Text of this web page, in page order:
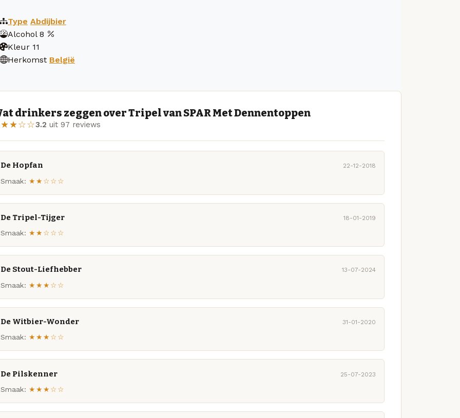
Type Abdijbier
Alcohol 8
Kleur 11
Herkomst België
drinkers zeggen over Tripel van SPAR Met Dennentoppen
3.2 uit 97 reviews
De Hopfan 22-12-2018
Smaak: ★★☆☆☆
De Tripel-Tijger 18-01-2019
Smaak: ★★☆☆☆
De Stout-Liefhebber 13-07-2024
Smaak: ★★★☆☆
De Witbier-Wonder 31-01-2020
Smaak: ★★★☆☆
De Pilskenner 25-07-2023
Smaak: ★★★☆☆